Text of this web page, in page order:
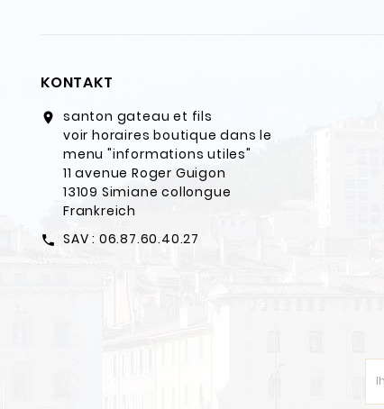
KONTAKT
location_on
santon gateau et fils
voir horaires boutique dans le
menu "informations utiles"
11 avenue Roger Guigon
13109 Simiane collongue
Frankreich
call SAV : 06.87.60.40.27